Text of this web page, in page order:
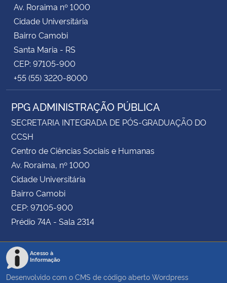
Av. Roraima nº 1000
Cidade Universitária
Bairro Camobi
Santa Maria - RS
CEP: 97105-900
+55 (55) 3220-8000
PPG ADMINISTRAÇÃO PÚBLICA
SECRETARIA INTEGRADA DE PÓS-GRADUAÇÃO DO
CCSH
Centro de Ciências Sociais e Humanas
Av. Roraima, nº 1000
Cidade Universitária
Bairro Camobi
CEP: 97105-900
Prédio 74A - Sala 2314
Acesso à
Informação
Desenvolvido com o CMS de código aberto Wordpress